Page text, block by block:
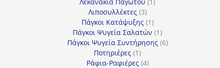
Λιποσυλλέκτες 33
προϊόντα
Πάγκοι Κατάψυξης 11
προϊόν
Πάγκοι Ψυγεία Σαλατών 11
προϊόν
Πάγκοι Ψυγεία Συντήρησης 66
Ποτηριέρες 11
προϊόν
Ράφια-Ραφιέρες 44